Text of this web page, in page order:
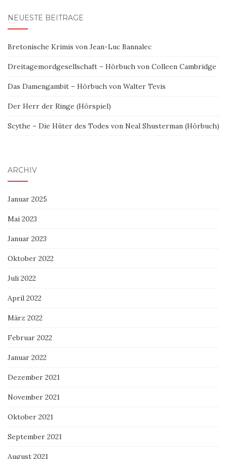
NEUESTE BEITRÄGE
Bretonische Krimis von Jean-Luc Bannalec
Dreitagemordgesellschaft – Hörbuch von Colleen Cambridge
Das Damengambit – Hörbuch von Walter Tevis
Der Herr der Ringe (Hörspiel)
Scythe – Die Hüter des Todes von Neal Shusterman (Hörbuch)
ARCHIV
Januar 2025
Mai 2023
Januar 2023
Oktober 2022
Juli 2022
April 2022
März 2022
Februar 2022
Januar 2022
Dezember 2021
November 2021
Oktober 2021
September 2021
August 2021